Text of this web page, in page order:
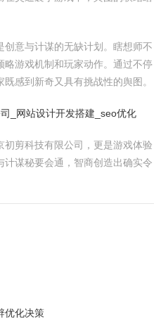
创意与计谋的无缺计划。瞎想师不
游戏机制和玩家动作。通过不停
感到新奇又具有挑战性的舆图。
_网站设计开发搭建_seo优化
剪科技有限公司，更是游戏体验
谋秘要会通，智商创造出确实令
优化决策